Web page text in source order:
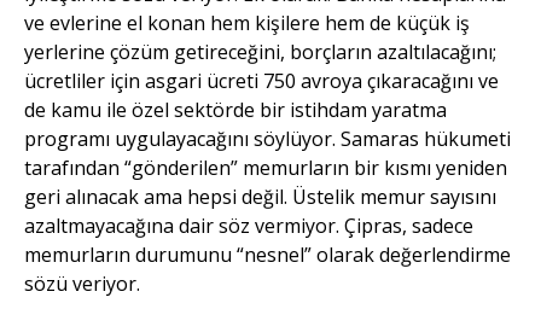
ve evlerine el konan hem kişilere hem de küçük iş
yerlerine çözüm getireceğini, borçların azaltılacağını;
ücretliler için asgari ücreti 750 avroya çıkaracağını ve
de kamu ile özel sektörde bir istihdam yaratma
programı uygu­layacağını söylüyor. Samaras hükumeti
tarafından “gönderilen” memurların bir kısmı yeniden
geri alınacak ama hepsi değil. Üstelik memur sayısını
azaltmayacağına dair söz vermiyor. Çipras, sadece
memurların durumunu “nesnel” olarak değerlendirme
sözü veriyor.